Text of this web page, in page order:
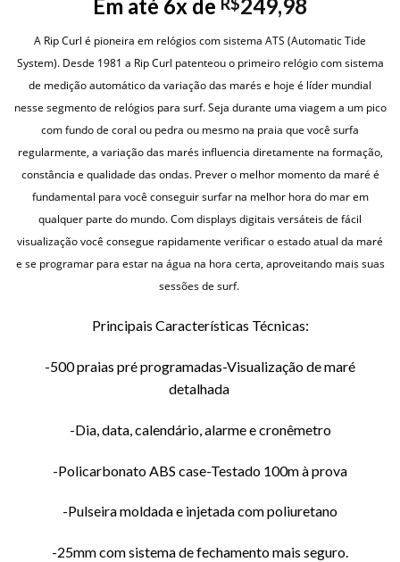
Em até 6x de
249,98
A Rip Curl é pioneira em relógios com sistema ATS (Automatic Tide
System). Desde 1981 a Rip Curl patenteou o primeiro relógio com sistema
de medição automático da variação das marés e hoje é líder mundial
nesse segmento de relógios para surf. Seja durante uma viagem a um pico
com fundo de coral ou pedra ou mesmo na praia que você surfa
regularmente, a variação das marés influencia diretamente na formação,
constância e qualidade das ondas. Prever o melhor momento da maré é
fundamental para você conseguir surfar na melhor hora do mar em
qualquer parte do mundo. Com displays digitais versáteis de fácil
visualização você consegue rapidamente verificar o estado atual da maré
e se programar para estar na água na hora certa, aproveitando mais suas
sessões de surf.
Principais Características Técnicas:
-500 praias pré programadas-Visualização de maré
detalhada
-Dia, data, calendário, alarme e cronêmetro
-Policarbonato ABS case-Testado 100m à prova
-Pulseira moldada e injetada com poliuretano
-25mm com sistema de fechamento mais seguro.